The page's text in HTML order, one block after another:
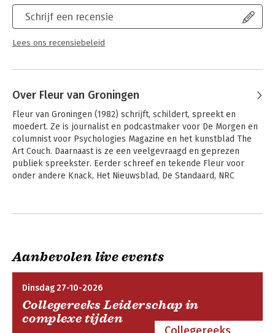
Schrijf een recensie
Lees ons recensiebeleid
Over Fleur van Groningen
Fleur van Groningen (1982) schrijft, schildert, spreekt en
moedert. Ze is journalist en podcastmaker voor De Morgen en
columnist voor Psychologies Magazine en het kunstblad The
Art Couch. Daarnaast is ze een veelgevraagd en geprezen
publiek spreekster. Eerder schreef en tekende Fleur voor
onder andere Knack, Het Nieuwsblad, De Standaard, NRC
persoonlijke ervaring met hoogsensitiviteit. In 2022
Mensenkennis is haar zevende boek.
Andere boeken door Fleur van
Aanbevolen live events
Dinsdag 27-10-2026
Collegereeks Leiderschap in
complexe tijden